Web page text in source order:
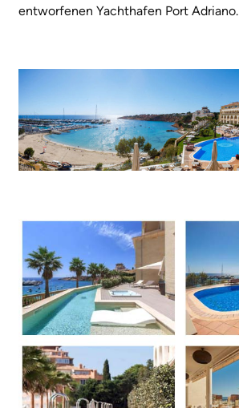
entworfenen Yachthafen Port Adriano.